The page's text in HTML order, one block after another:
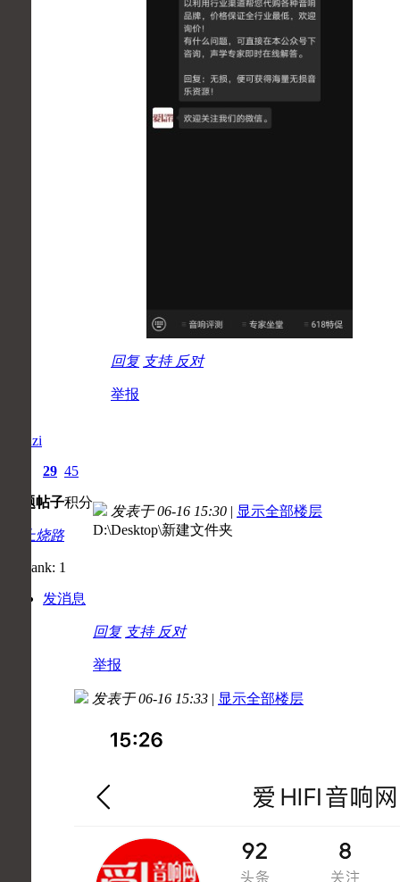
回复 支持 反对
举报
ikunzi
主题
29
帖子
45
积分
初上烧路
发消息
发表于 06-16 15:30 | 显示全部楼层
D:\Desktop\新建文件夹
回复 支持 反对
举报
发表于 06-16 15:33 | 显示全部楼层